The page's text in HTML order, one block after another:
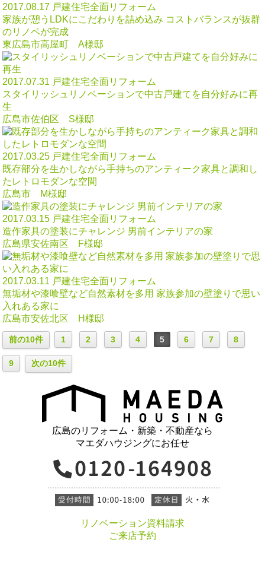
2017.08.17 戸建住宅全面リフォーム
家族が憩うLDKにこだわりを詰め込み コストバランスが抜群
のリノベが完成
東広島市高屋町 A様邸
2017.07.31 戸建住宅全面リフォーム
スタイリッシュリノベーションで中古戸建てを自分好みに再
生
広島市佐伯区 S様邸
2017.03.25 戸建住宅全面リフォーム
既存部分を生かしながら手持ちのアンティーク家具と調和し
たレトロモダンな空間
広島市 M様邸
2017.03.15 戸建住宅全面リフォーム
造作家具の塗装にチャレンジ 男前インテリアの家
広島県安佐南区 F様邸
2017.03.11 戸建住宅全面リフォーム
無垢材や漆喰壁など自然素材を多用 家族参加の壁塗りで思い
入れある家に
広島市安佐北区 H様邸
前の10件 1 2 3 4 5 6 7 8
9 次の10件
広島のリフォーム・新築・不動産なら
マエダハウジングにお任せ
リノベーション資料請求
ご来店予約